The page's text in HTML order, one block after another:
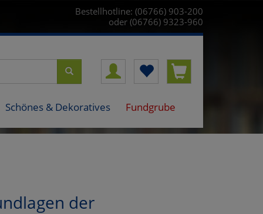
Bestellhotline: (06766) 903-200
oder (06766) 9323-960
Schönes & Dekoratives Fundgrube
der